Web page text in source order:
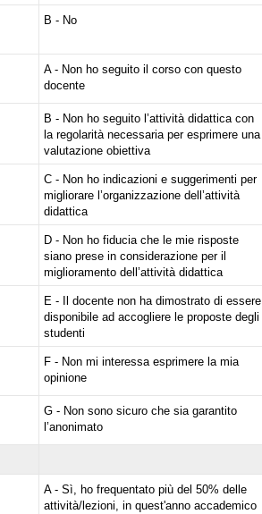
B - No
A - Non ho seguito il corso con questo
docente
B - Non ho seguito l’attività didattica con
la regolarità necessaria per esprimere una
valutazione obiettiva
C - Non ho indicazioni e suggerimenti per
migliorare l’organizzazione dell’attività
didattica
D - Non ho fiducia che le mie risposte
siano prese in considerazione per il
miglioramento dell’attività didattica
E - Il docente non ha dimostrato di essere
disponibile ad accogliere le proposte degli
studenti
F - Non mi interessa esprimere la mia
opinione
G - Non sono sicuro che sia garantito
l’anonimato
A - Sì, ho frequentato più del 50% delle
attività/lezioni, in quest'anno accademico